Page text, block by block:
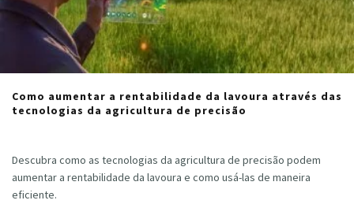
Como aumentar a rentabilidade da lavoura através das
tecnologias da agricultura de precisão
Descubra como as tecnologias da agricultura de precisão podem
aumentar a rentabilidade da lavoura e como usá-las de maneira
eficiente.